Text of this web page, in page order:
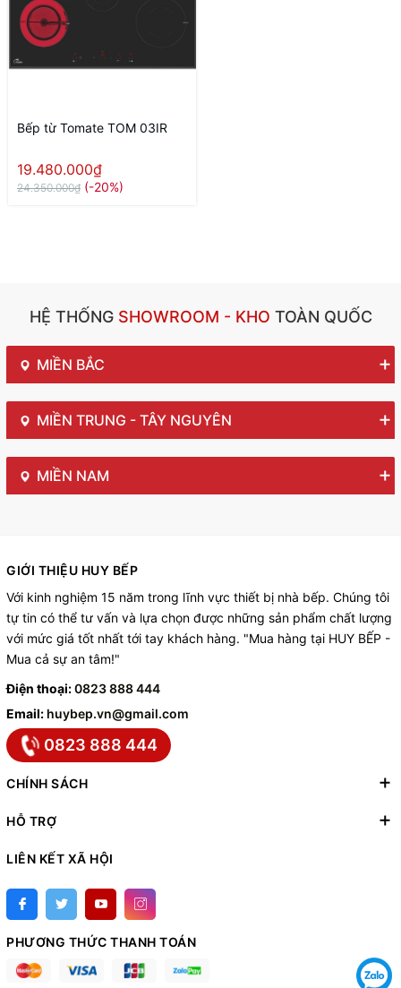
Bếp từ Tomate TOM 03IR
19.480.000₫
24.350.000₫ (-20%)
HỆ THỐNGSHOWROOM - KHO TOÀN QUỐC
MIỀN BẮC
MIỀN TRUNG - TÂY NGUYÊN
MIỀN NAM
GIỚI THIỆU HUY BẾP
Với kinh nghiệm 15 năm trong lĩnh vực thiết bị nhà bếp. Chúng tôi
tự tin có thể tư vấn và lựa chọn được những sản phẩm chất lượng
với mức giá tốt nhất tới tay khách hàng. "Mua hàng tại HUY BẾP -
Mua cả sự an tâm!"
Điện thoại:0823 888 444
Email: huybep.vn@gmail.com
0823 888 444
CHÍNH SÁCH
HỖ TRỢ
LIÊN KẾT XÃ HỘI
PHƯƠNG THỨC THANH TOÁN